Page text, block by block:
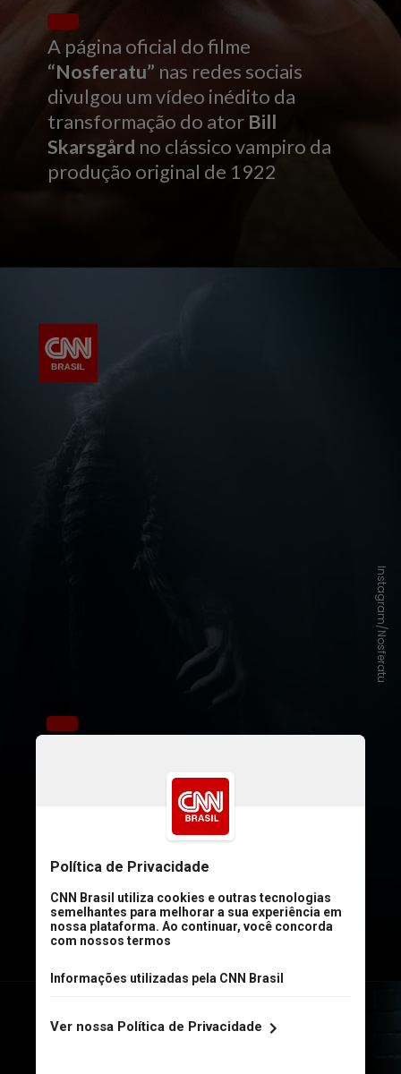
A página oficial do filme
“Nosferatu” nas redes sociais
divulgou um vídeo inédito da
transformação do ator Bill
Skarsgård no clássico vampiro da
produção original de 1922
a preparação para sua
transformação emOrlok
assustadora de sua carreira
Instagram/Nosferatu